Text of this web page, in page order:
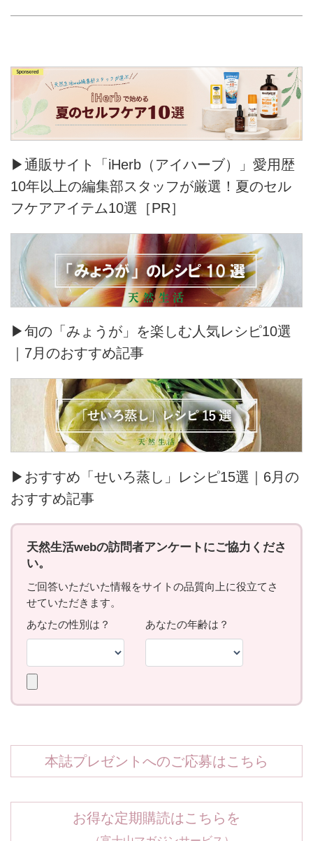
▶通販サイト「iHerb（アイハーブ）」愛用歴
10年以上の編集部スタッフが厳選！夏のセル
フケアアイテム10選［PR］
▶旬の「みょうが」を楽しむ人気レシピ10選
｜7月のおすすめ記事
▶おすすめ「せいろ蒸し」レシピ15選｜6月の
おすすめ記事
本誌プレゼントへのご応募はこちら
お得な定期購読はこちらを